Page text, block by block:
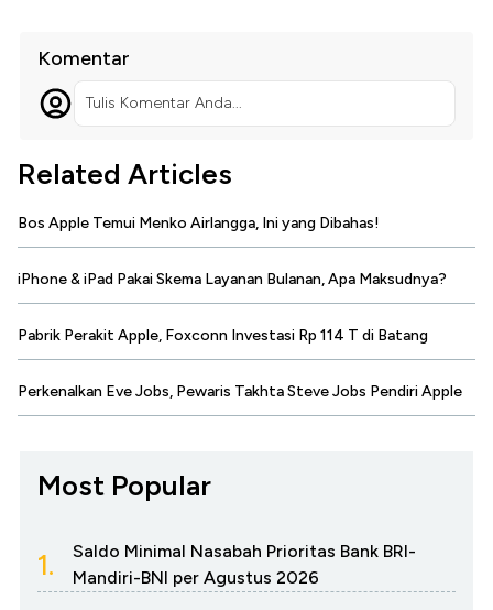
Komentar
Tulis Komentar Anda...
Related Articles
Bos Apple Temui Menko Airlangga, Ini yang Dibahas!
iPhone & iPad Pakai Skema Layanan Bulanan, Apa Maksudnya?
Pabrik Perakit Apple, Foxconn Investasi Rp 114 T di Batang
Perkenalkan Eve Jobs, Pewaris Takhta Steve Jobs Pendiri Apple
Most Popular
1.
Saldo Minimal Nasabah Prioritas Bank BRI-
Mandiri-BNI per Agustus 2026